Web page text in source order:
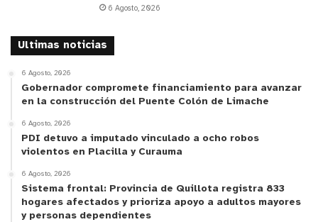
6 Agosto, 2026
Ultimas noticias
6 Agosto, 2026
Gobernador compromete financiamiento para avanzar
en la construcción del Puente Colón de Limache
6 Agosto, 2026
PDI detuvo a imputado vinculado a ocho robos
violentos en Placilla y Curauma
6 Agosto, 2026
Sistema frontal: Provincia de Quillota registra 833
hogares afectados y prioriza apoyo a adultos mayores
y personas dependientes